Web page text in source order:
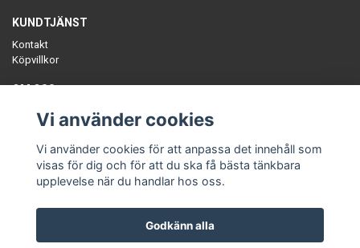
KUNDTJÄNST
Kontakt
Köpvillkor
OM OSS
tillverkat i Sverige. Småskaliga ekologiska fabrikstillverkade kollektioner.
Vi använder cookies
Vi använder cookies för att anpassa det innehåll som
visas för dig och för att du ska få bästa tänkbara
upplevelse när du handlar hos oss.
Godkänn alla